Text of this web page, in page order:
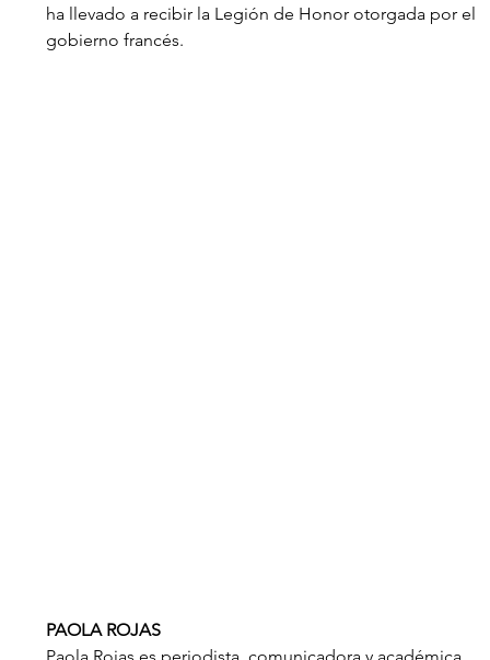
ha llevado a recibir la Legión de Honor otorgada por el
gobierno francés.
PAOLA ROJAS